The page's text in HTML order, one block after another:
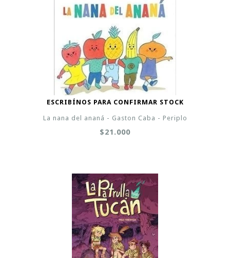
ESCRIBÍNOS PARA CONFIRMAR STOCK
La nana del ananá - Gaston Caba - Periplo
$21.000